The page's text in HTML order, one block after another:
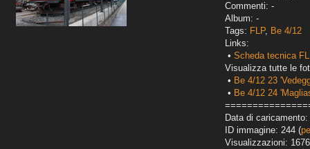
Commenti: -
Album: -
Tags: FLP, Be 4/12
Links:
• Scheda tecnica
Visualizza tutte le
• Be 4/12 23
• Be 4/12 24
Data di
ID immagine: 244 (
Visualizzazioni: 1676